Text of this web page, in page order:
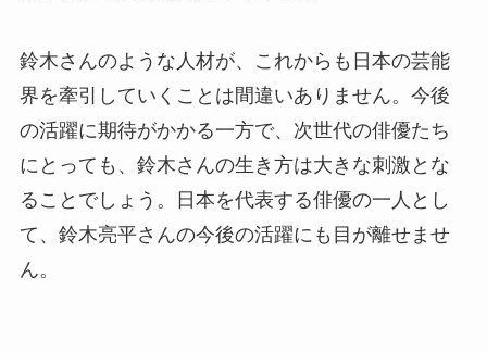
鈴木さんのような人材が、これからも日本の芸能
界を牽引していくことは間違いありません。今後
の活躍に期待がかかる一方で、次世代の俳優たち
にとっても、鈴木さんの生き方は大きな刺激とな
ることでしょう。日本を代表する俳優の一人とし
て、鈴木亮平さんの今後の活躍にも目が離せませ
ん。